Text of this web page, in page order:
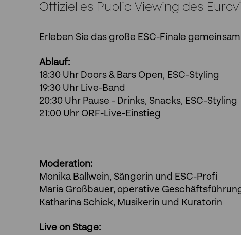
Offizielles Public Viewing des
Erleben Sie das große ESC-Finale
Ablauf:
18:30 Uhr Doors & Bars Open, ESC-Styling
19:30 Uhr Live-Band
20:30 Uhr Pause - Drinks, Snacks, ESC-Styling
21:00 Uhr ORF-Live-Einstieg
Moderation:
Monika Ballwein, Sängerin und ESC-Profi
Maria Großbauer, operative
Katharina Schick, Musikerin und Kuratorin
Live on Stage: